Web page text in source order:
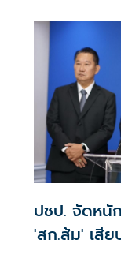
ปชป. จัดหนั
'สก.ส้ม' เสี